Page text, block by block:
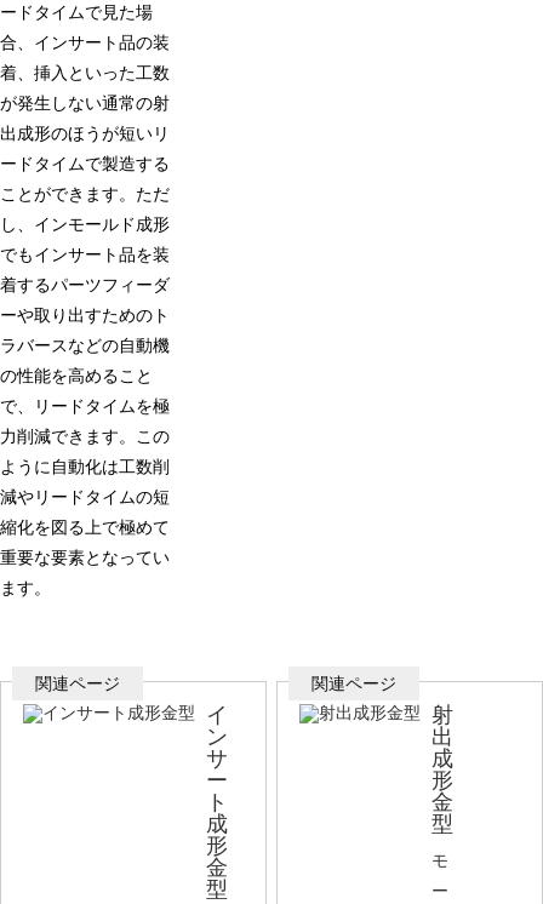
ードタイムで見た場
合、インサート品の装
着、挿入といった工数
が発生しない通常の射
出成形のほうが短いリ
ードタイムで製造する
ことができます。ただ
し、インモールド成形
でもインサート品を装
着するパーツフィーダ
ーや取り出すためのト
ラバースなどの自動機
の性能を高めること
で、リードタイムを極
力削減できます。この
ように自動化は工数削
減やリードタイムの短
縮化を図る上で極めて
重要な要素となってい
ます。
イ
ン
サ
ー
ト
成
形
金
型
射
出
成
形
金
型
モ
ー